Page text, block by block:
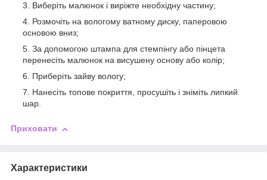
Виберіть малюнок і виріжте необхідну частину;
Розмочіть на вологому ватному диску, паперовою
основою вниз;
За допомогою штампа для стемпінгу або пінцета
перенесіть малюнок на висушену основу або колір;
Приберіть зайву вологу;
Нанесіть топове покриття, просушіть і зніміть липкий
шар.
Приховати
Характеристики